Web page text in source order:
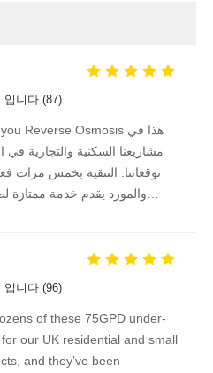
입니다 (87)
مشاريعنا السكنية والتجارية في
توقعاتنا. التنقية بخمس مرات
والمورد يقدم خدمة ممتازة
입니다 (96)
of these 75GPD under-
our UK residential and small
and they’ve been